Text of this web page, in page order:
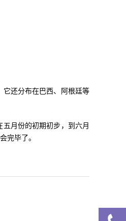
它还分布在巴西、阿根廷等
月份的初期初步，到六月
完毕了。